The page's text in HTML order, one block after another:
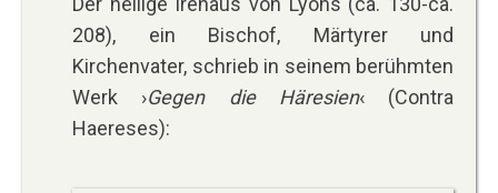
208), ein Bischof, Märtyrer und
Kirchenvater, schrieb in seinem berühmten
Werk ›Gegen die Häresien‹ (Contra
Haereses):